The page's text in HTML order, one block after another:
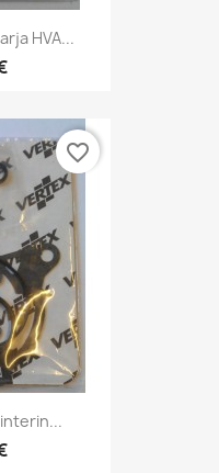
HVA...
favorite_border